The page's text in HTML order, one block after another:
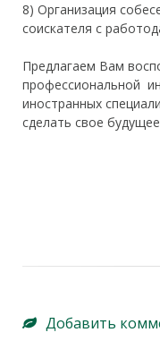
8) Организация
соискателя с
Предлагаем Вам
профессиональной
иностранных
сделать свое
Добавить